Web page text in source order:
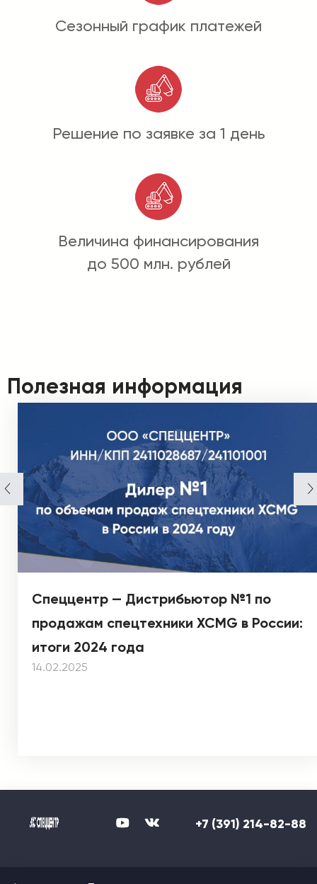
Сезонный график платежей
Решение по заявке за 1 день
Величина финансирования
до 500 млн. рублей
Полезная информация
Спеццентр — Дистрибьютор №1 по
продажам спецтехники XCMG в России:
итоги 2024 года
14.02.2025
+7 (391) 214-82-88